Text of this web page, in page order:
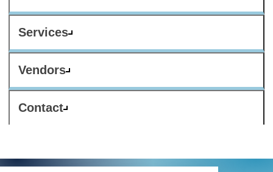
Services
Vendors
Contact